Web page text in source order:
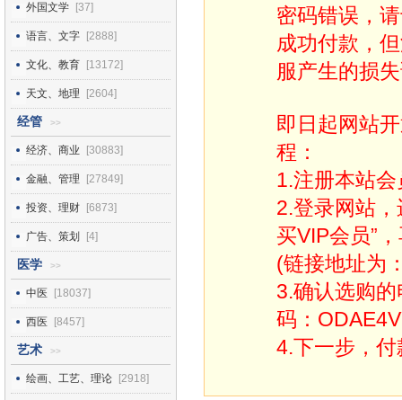
外国文学 [37]
语言、文字 [2888]
文化、教育 [13172]
天文、地理 [2604]
经管 >>
经济、商业 [30883]
金融、管理 [27849]
投资、理财 [6873]
广告、策划 [4]
医学 >>
中医 [18037]
西医 [8457]
艺术 >>
绘画、工艺、理论 [2918]
密码错误，
成功付款，
服产生的损
即日起网站
程：
1.注册本站会
2.登录网站，
买VIP会员”
(链接地址为
3.确认选购
码：
4.下一步，